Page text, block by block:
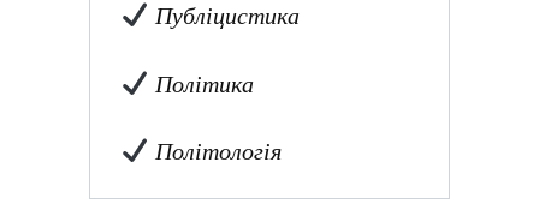
Публіцистика
Політика
Політологія